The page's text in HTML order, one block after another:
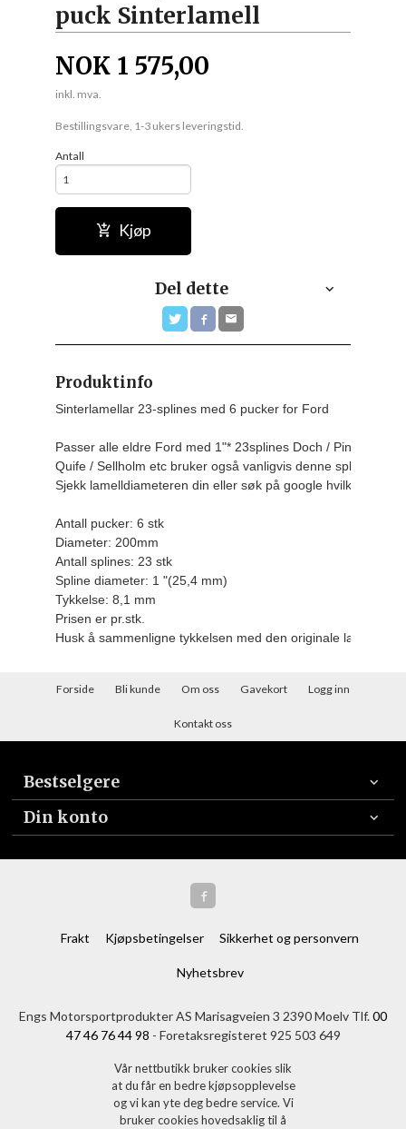
puck Sinterlamell
NOK 1 575,00
inkl. mva.
Bestillingsvare, 1-3 ukers leveringstid.
Antall
Kjøp
Del dette
Produktinfo
Sinterlamellar 23-splines med 6 pucker for Ford
Passer alle eldre Ford med 1"* 23splines Doch / Pinto,
Quife / Sellholm etc bruker også vanligvis denne splines.
Sjekk lamelldiameteren din eller søk på google hvilken
Antall pucker: 6 stk
Diameter: 200mm
Antall splines: 23 stk
Spline diameter: 1 "(25,4 mm)
Tykkelse: 8,1 mm
Prisen er pr.stk.
Husk å sammenligne tykkelsen med den originale lamellen
Forside Bli kunde Om oss Gavekort Logg inn
Kontakt oss
Bestselgere
Din konto
Frakt Kjøpsbetingelser Sikkerhet og personvern
Nyhetsbrev
Engs Motorsportprodukter AS Marisagveien 3 2390 Moelv Tlf.00
47 46 76 44 98 - Foretaksregisteret 925 503 649
Vår nettbutikk bruker cookies slik
at du får en bedre kjøpsopplevelse
og vi kan yte deg bedre service. Vi
bruker cookies hovedsaklig til å